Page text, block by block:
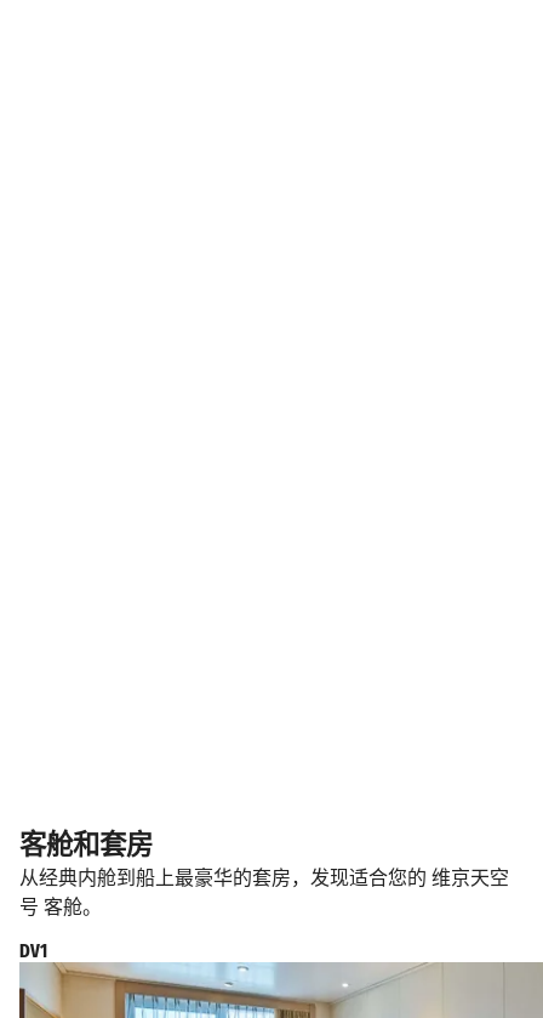
客舱和套房
从经典内舱到船上最豪华的套房，发现适合您的 维京天空
号 客舱。
DV1